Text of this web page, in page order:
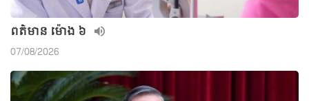
ពត៌មាន ម៉ោង​ ៦
07/08/2026